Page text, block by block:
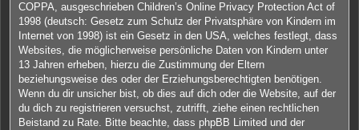
COPPA, ausgeschrieben Children’s Online Privacy Protection Act of
1998 (deutsch: Gesetz zum Schutz der Privatsphäre von Kindern im
Internet von 1998) ist ein Gesetz in den USA, welches festlegt, dass
Websites, die möglicherweise persönliche Daten von Kindern unter
13 Jahren erheben, hierzu die Zustimmung der Eltern
beziehungsweise des oder der Erziehungsberechtigten benötigen.
Wenn du dir unsicher bist, ob dies auf dich oder die Website, auf der
du dich zu registrieren versuchst, zutrifft, ziehe einen rechtlichen
Beistand zu Rate. Bitte beachte, dass phpBB Limited und der